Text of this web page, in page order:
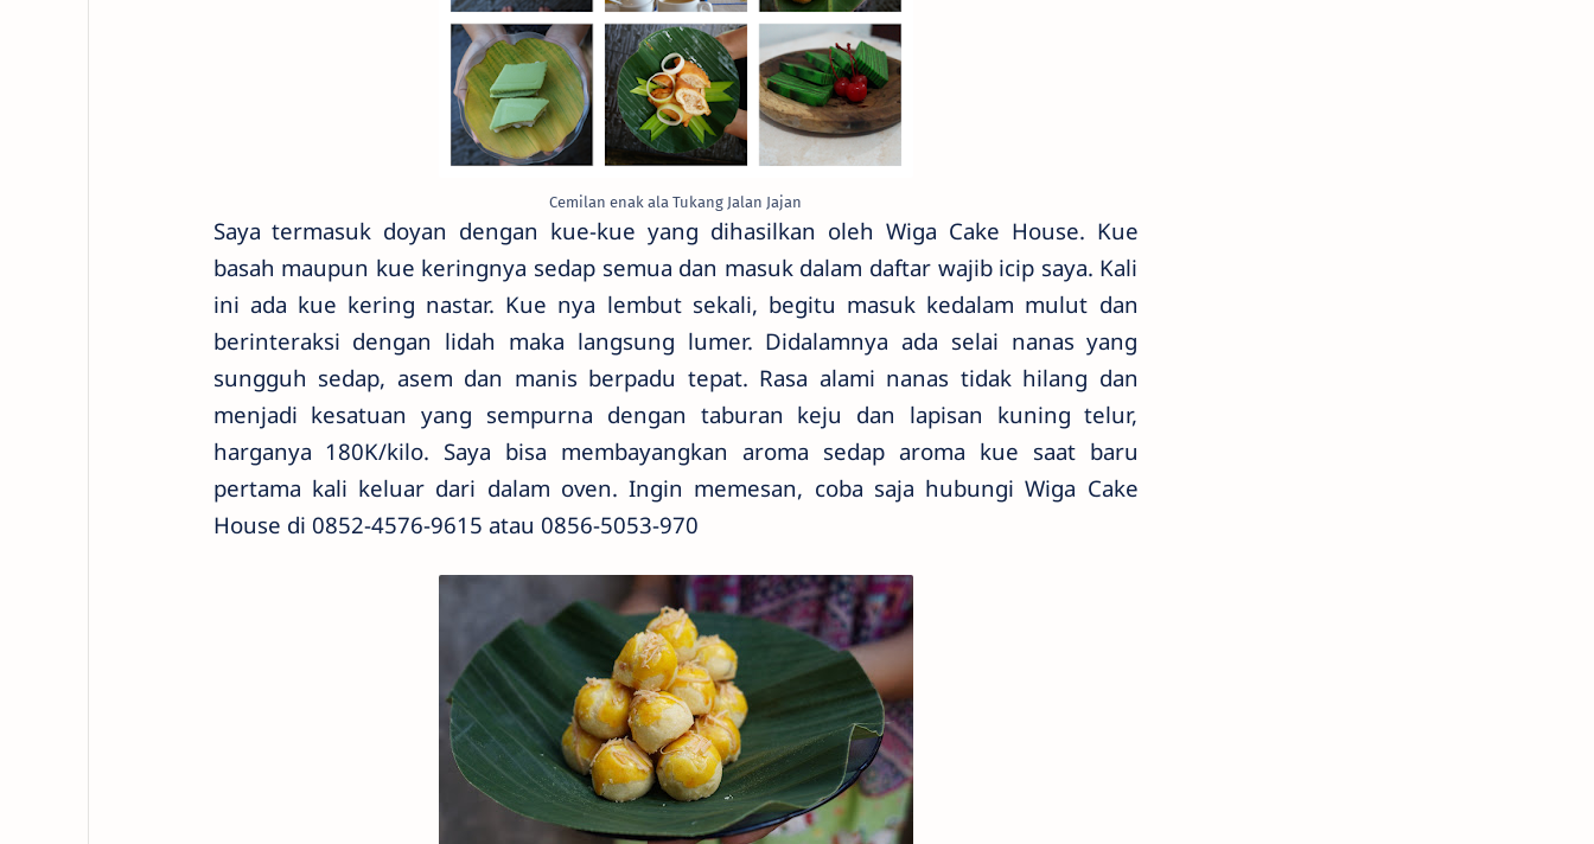
Cemilan enak ala Tukang Jalan Jajan
Saya termasuk doyan dengan kue-kue yang dihasilkan oleh Wiga Cake House. Kue
basah maupun kue keringnya sedap semua dan masuk dalam daftar wajib icip saya. Kali
ini ada kue kering nastar. Kue nya lembut sekali, begitu masuk kedalam mulut dan
berinteraksi dengan lidah maka langsung lumer. Didalamnya ada selai nanas yang
sungguh sedap, asem dan manis berpadu tepat. Rasa alami nanas tidak hilang dan
menjadi kesatuan yang sempurna dengan taburan keju dan lapisan kuning telur,
harganya 180K/kilo. Saya bisa membayangkan aroma sedap aroma kue saat baru
pertama kali keluar dari dalam oven. Ingin memesan, coba saja hubungi Wiga Cake
House di 0852-4576-9615 atau 0856-5053-970